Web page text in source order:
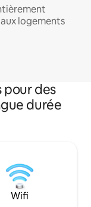
logements
pour des
durée
Wifi